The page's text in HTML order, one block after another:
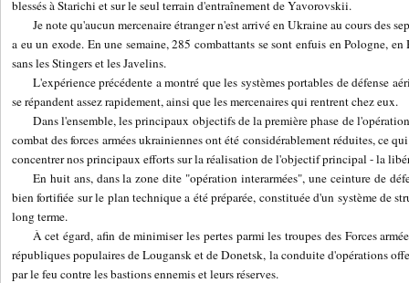
blessés à Starichi et sur le seul terrain d'entraînement de Yavorovskii.
Je note qu'aucun mercenaire étranger n'est arrivé en Ukraine au cours des
a eu un exode. En une semaine, 285 combattants se sont enfuis en Pologne,
sans les Stingers et les Javelins.
L'expérience précédente a montré que les systèmes portables de défense
se répandent assez rapidement, ainsi que les mercenaires qui rentrent chez eux.
Dans l'ensemble, les principaux objectifs de la première phase de
combat des forces armées ukrainiennes ont été considérablement réduites, ce
concentrer nos principaux efforts sur la réalisation de l'objectif principal - la
En huit ans, dans la zone dite "opération interarmées", une ceinture de
bien fortifiée sur le plan technique a été préparée, constituée d'un système de
long terme.
À cet égard, afin de minimiser les pertes parmi les troupes des Forces
républiques populaires de Lougansk et de Donetsk, la conduite d'opérations
par le feu contre les bastions ennemis et leurs réserves.